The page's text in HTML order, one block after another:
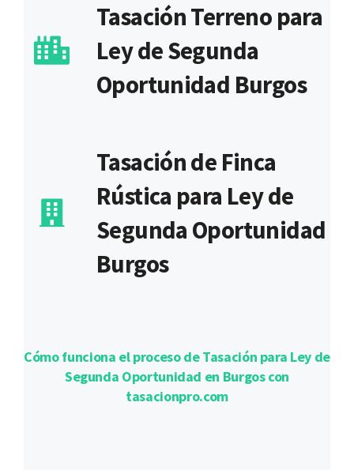
Tasación Terreno para
Ley de Segunda
Oportunidad Burgos
Tasación de Finca
Rústica para Ley de
Segunda Oportunidad
Burgos
Cómo funciona el proceso de Tasación para Ley de
Segunda Oportunidad en Burgos con
tasacionpro.com